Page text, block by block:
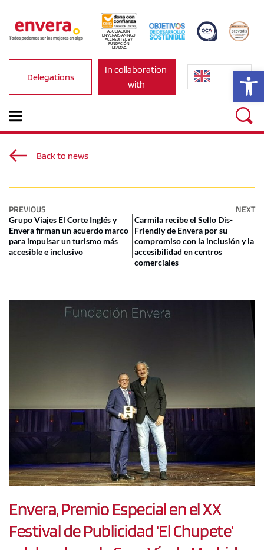
ASOCIACIÓN
ENVERA IS AN NGO
ACCREDITED BY
FUNDACIÓN
LEALTAD.
Delegations
In collaboration
with
Back to news
PREVIOUS NEXT
Grupo Viajes El Corte Inglés y
Envera firman un acuerdo marco
para impulsar un turismo más
accesible e inclusivo
Carmila recibe el Sello Dis-
Friendly de Envera por su
compromiso con la inclusión y la
accesibilidad en centros
comerciales
Envera, Premio Especial en el XX
Festival de Publicidad ‘El Chupete’